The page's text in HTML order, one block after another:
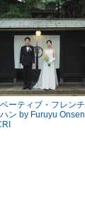
ーティブ・フレンチ
ン by Furuyu Onsen